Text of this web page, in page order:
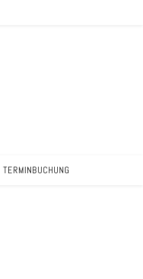
TERMINBUCHUNG